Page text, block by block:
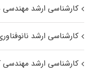
کارشناسی ارشد مهندسی
کارشناسی ارشد
کارشناسی ارشد مهندسی